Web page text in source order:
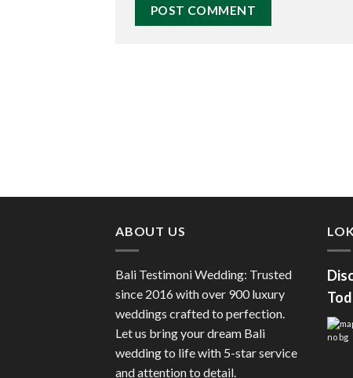
ABOUT US
Bali Testimoni Wedding: Trusted
since 2016 with over 900 luxury
weddings crafted to perfection.
Let us bring your dream Bali
wedding to life with 5-star service
and attention to detail.